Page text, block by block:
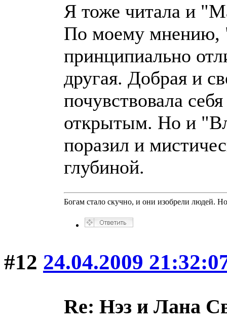
Я тоже читала и
По моему мнению,
принципиально
другая. Добрая и
почувствовала
открытым. Но и
поразил и
глубиной.
Богам стало скучно, и они изобрели людей.
#12 24.04.2009
Re: Нэз и Лана